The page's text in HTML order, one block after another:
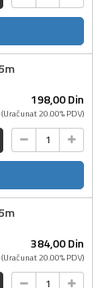
198,00Din
(Uračunat 20.00% PDV)
384,00Din
(Uračunat 20.00% PDV)